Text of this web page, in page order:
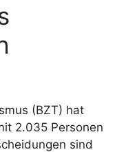
(BZT) hat
2.035 Personen
sind